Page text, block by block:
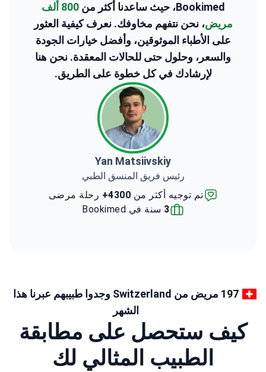
Bookimed، حيث ساعدنا أكثر من
800 ألف
مريض، نحن نتفهم مخاوفك. نعرف كيفية العثور
على الأطباء الموثوقين، وأفضل خيارات الجودة
والسعر، وحلول حتى للحالات المعقدة. نحن هنا
لإرشادك في كل خطوة على الطريق.
Yan Matsiivskiy
رئيس فريق المنسق الطبي
تم توجيه أكثر من 4300+
رحلة مرضى
3 سنة في Bookimed
197 مريض من Switzerland وجدوا طبيبهم عبرنا هذا
الشهر
كيف ستحصل على مطابقة
الطبيب المثالي لك